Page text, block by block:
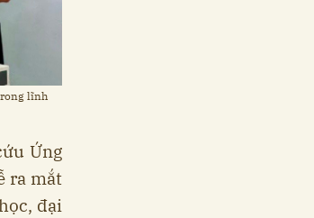
lĩnh
Ứng
ra mắt
đại